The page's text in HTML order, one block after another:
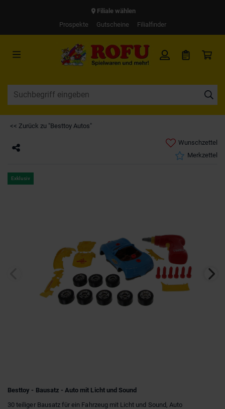
Filiale wählen
Prospekte
Gutscheine Filialfinder
<< Zurück zu "Besttoy Autos"
Wunschzettel
Merkzettel
Exklusiv
Besttoy - Bausatz - Auto mit Licht und Sound
30 teiliger Bausatz für ein Fahrzeug mit Licht und Sound, Auto